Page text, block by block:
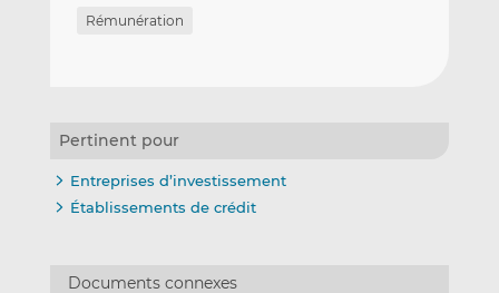
Rémunération
Pertinent pour
Entreprises d’investissement
Établissements de crédit
Documents connexes